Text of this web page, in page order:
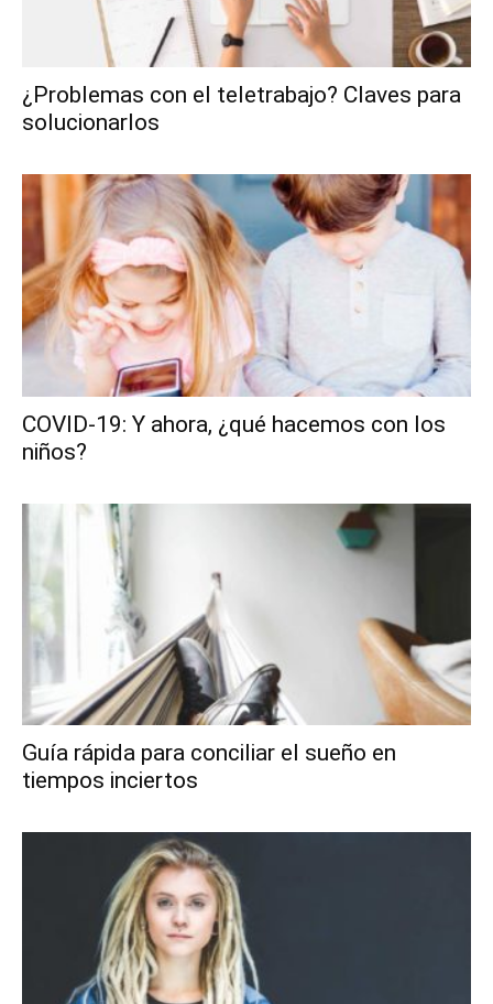
¿Problemas con el teletrabajo? Claves para
solucionarlos
COVID-19: Y ahora, ¿qué hacemos con los
niños?
Guía rápida para conciliar el sueño en
tiempos inciertos